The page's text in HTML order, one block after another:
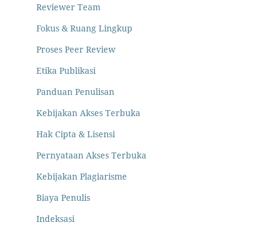
Reviewer Team
Fokus & Ruang Lingkup
Proses Peer Review
Etika Publikasi
Panduan Penulisan
Kebijakan Akses Terbuka
Hak Cipta & Lisensi
Pernyataan Akses Terbuka
Kebijakan Plagiarisme
Biaya Penulis
Indeksasi